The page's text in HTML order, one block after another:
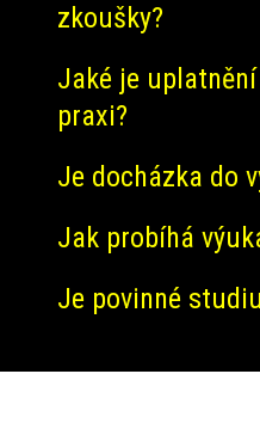
zkoušky?
Jaké je
praxi?
Je docházka do
Jak probíhá
Je povinné